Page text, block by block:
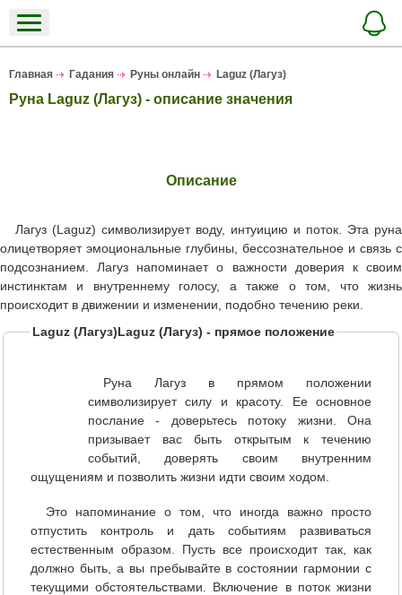
Главная Гадания Руны онлайн Laguz (Лагуз)
Руна Laguz (Лагуз) - описание значения
Описание
Лагуз (Laguz) символизирует воду, интуицию и поток. Эта руна
олицетворяет эмоциональные глубины, бессознательное и связь с
подсознанием. Лагуз напоминает о важности доверия к своим
инстинктам и внутреннему голосу, а также о том, что жизнь
происходит в движении и изменении, подобно течению реки.
Laguz (Лагуз)Laguz (Лагуз) - прямое положение
Руна Лагуз в прямом положении
символизирует силу и красоту. Ее основное
послание - доверьтесь потоку жизни. Она
призывает вас быть открытым к течению
событий, доверять своим внутренним
ощущениям и позволить жизни идти своим ходом.
Это напоминание о том, что иногда важно просто
отпустить контроль и дать событиям развиваться
естественным образом. Пусть все происходит так, как
должно быть, а вы пребывайте в состоянии гармонии с
текущими обстоятельствами. Включение в поток жизни